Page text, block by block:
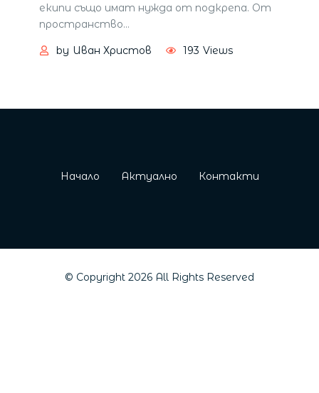
екипи също имат нужда от подкрепа. От
пространство…
by Иван Христов 193 Views
Начало Актуално Контакти
© Copyright 2026 All Rights Reserved